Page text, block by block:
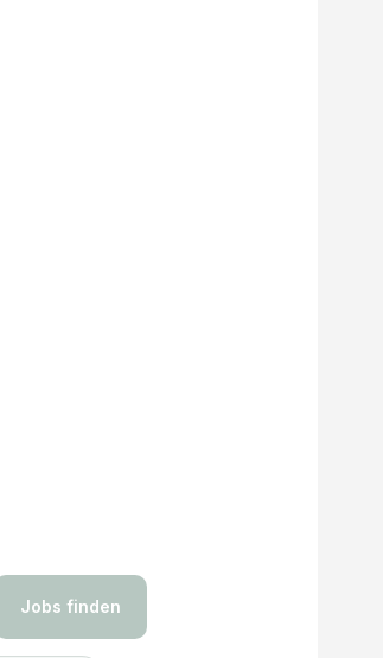
Jobs finden